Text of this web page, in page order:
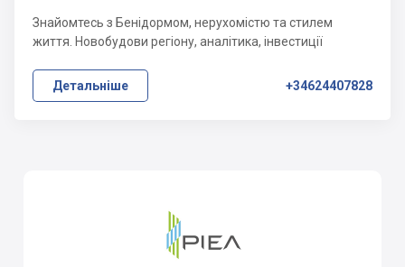
Знайомтесь з Бенідормом, нерухомістю та стилем
життя. Новобудови регіону, аналітика, інвестиції
Детальніше +34624407828